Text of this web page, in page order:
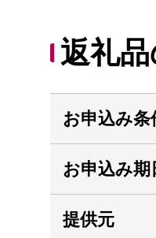
返礼
お申込み条
お申込み期
提供元